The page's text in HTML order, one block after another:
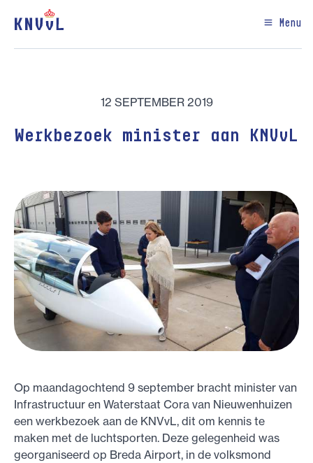
Menu
12 SEPTEMBER 2019
Werkbezoek minister aan KNVvL
Op maandagochtend 9 september bracht minister van
Infrastructuur en Waterstaat Cora van Nieuwenhuizen
een werkbezoek aan de KNVvL, dit om kennis te
maken met de luchtsporten. Deze gelegenheid was
georganiseerd op Breda Airport, in de volksmond